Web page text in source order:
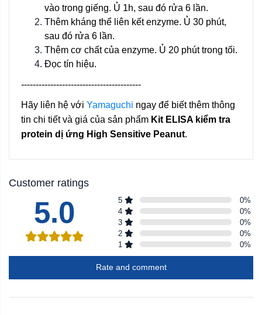
vào trong giếng. Ủ 1h, sau đó rửa 6 lần.
Thêm kháng thể liên kết enzyme. Ủ 30 phút,
sau đó rửa 6 lần.
Thêm cơ chất của enzyme. Ủ 20 phút trong tối.
Đọc tín hiệu.
-----------------------------------------
Hãy liên hệ với Yamaguchi ngay để biết thêm thông
tin chi tiết và giá của sản phẩm Kit ELISA kiểm tra
protein dị ứng High Sensitive Peanut.
Customer ratings
5.0 5 0%
4
0%
3
0%
2
0%
1
0%
Rate and comment